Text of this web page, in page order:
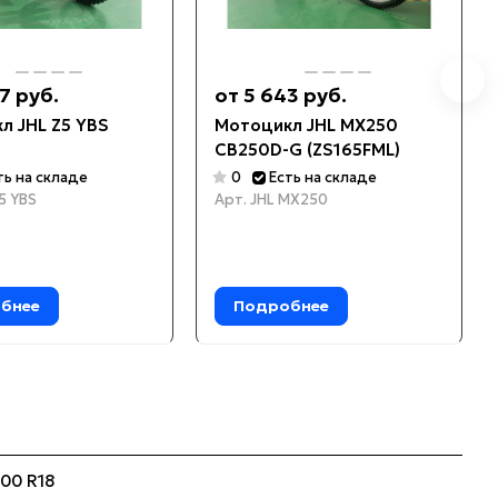
руб.
JHL Z5 YBS
на складе
YBS
от 5 643 руб.
Мотоцикл JHL MX250
CB250D-G (ZS165FML)
0
Есть на складе
Арт. JHL MX250
Подробнее
R18